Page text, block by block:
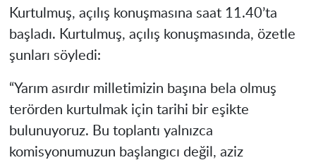
Kurtulmuş, açılış konuşmasına saat 11.40’ta
başladı. Kurtulmuş, açılış konuşmasında, özetle
şunları söyledi:
“Yarım asırdır milletimizin başına bela olmuş
terörden kurtulmak için tarihi bir eşikte
bulunuyoruz. Bu toplantı yalnızca
komisyonumuzun başlangıcı değil, aziz